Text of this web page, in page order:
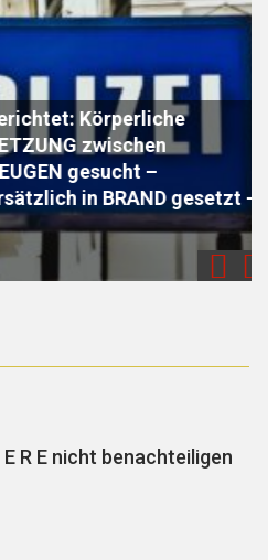
Körperliche
zwischen
gesucht –
in BRAND gesetzt –
E R E nicht benachteiligen